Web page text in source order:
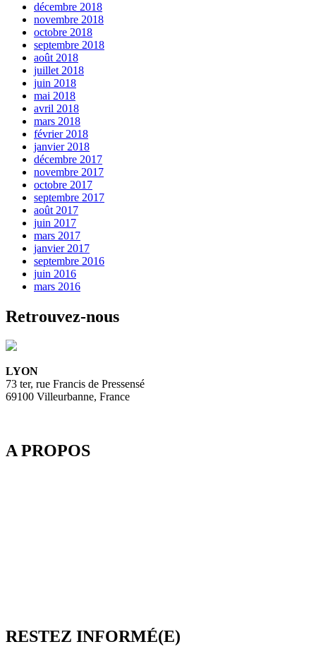
décembre 2018
novembre 2018
octobre 2018
septembre 2018
août 2018
juillet 2018
juin 2018
mai 2018
avril 2018
mars 2018
février 2018
janvier 2018
décembre 2017
novembre 2017
octobre 2017
septembre 2017
août 2017
juin 2017
mars 2017
janvier 2017
septembre 2016
juin 2016
mars 2016
Retrouvez-nous
LYON
73 ter, rue Francis de Pressensé
69100 Villeurbanne, France
A PROPOS
RESTEZ INFORMÉ(E)